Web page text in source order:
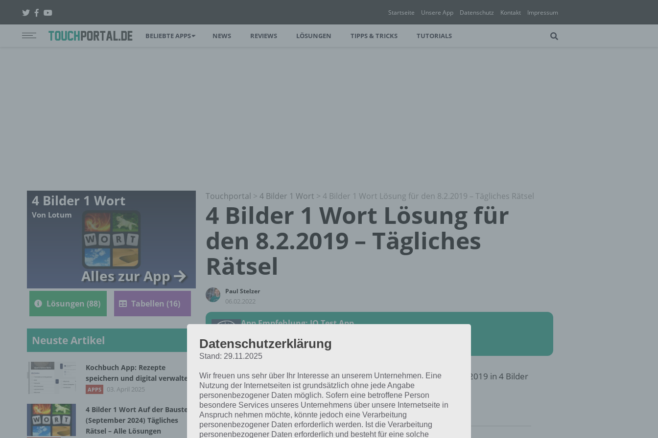
Startseite Unsere App Datenschutz Kontakt Impressum
BELIEBTE APPS NEWS REVIEWS LÖSUNGEN TIPPS & TRICKS TUTORIALS
Touchportal > 4 Bilder 1 Wort > 4 Bilder 1 Wort Lösung für den 8.2.2019 – Tägliches Rätsel
4 Bilder 1 Wort Lösung für
den 8.2.2019 – Tägliches
Rätsel
Paul Stelzer
06.02.2022
App Empfehlung: IQ Test App
JETZT KOSTENLOS HERUNTERLADEN
Die Lösung für das tägliche Rätsel vom 8.2.2019 zu China im Februar 2019 in 4 Bilder
1 Wort. Wenn du dort aktuell feststeckst, hier die Lösung für dich:
BOGEN
4 Bilder 1 Wort
Von Lotum
Alles zur App
Lösungen (88) Tabellen (16)
Neuste Artikel
Kochbuch App: Rezepte
speichern und digital verwalten
APPS 03. April 2025
4 Bilder 1 Wort Auf der Baustelle
(September 2024) Tägliches
Rätsel – Alle Lösungen
Datenschutzerklärung
Stand: 29.11.2025
Wir freuen uns sehr über Ihr Interesse an unserem Unternehmen. Eine
Nutzung der Internetseiten ist grundsätzlich ohne jede Angabe
personenbezogener Daten möglich. Sofern eine betroffene Person
besondere Services unseres Unternehmens über unsere Internetseite in
Anspruch nehmen möchte, könnte jedoch eine Verarbeitung
personenbezogener Daten erforderlich werden. Ist die Verarbeitung
personenbezogener Daten erforderlich und besteht für eine solche